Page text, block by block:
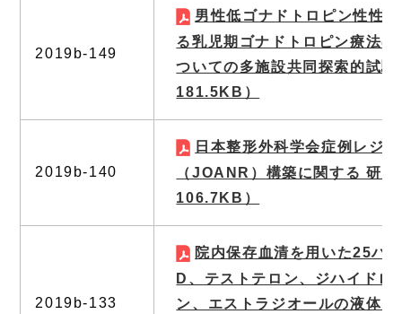
2019b-149
男性低ゴナドトロピン性性
る乳児期ゴナドトロピン療法
ついての多施設共同探索的試験
181.5KB）
2019b-140
日本整形外科学会症例レジ
（JOANR）構築に関する 研究
106.7KB）
2019b-133
院内保存血清を用いた25ハ
D、テストテロン、ジハイドロ
ン、エストラジオールの液体